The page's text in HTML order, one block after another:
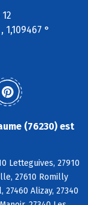
1,109467 °
(76230) est
Letteguives, 27910
27610 Romilly
Alizay, 27340